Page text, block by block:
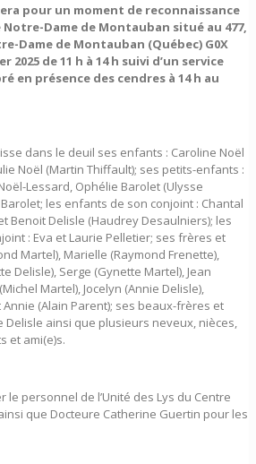
pour un moment de reconnaissance
Dame de Montauban situé au 477,
Dame de Montauban (Québec) G0X
2025 de 11 h à 14 h suivi d’un service
en présence des cendres à 14 h au
dans le deuil ses enfants : Caroline Noël
Noël (Martin Thiffault); ses petits-enfants :
Lessard, Ophélie Barolet (Ulysse
les enfants de son conjoint : Chantal
Benoit Delisle (Haudrey Desaulniers); les
: Eva et Laurie Pelletier; ses frères et
Martel), Marielle (Raymond Frenette),
Delisle), Serge (Gynette Martel), Jean
Martel), Jocelyn (Annie Delisle),
Annie (Alain Parent); ses beaux-frères et
ainsi que plusieurs neveux, nièces,
et ami(e)s.
le personnel de l’Unité des Lys du Centre
que Docteure Catherine Guertin pour les